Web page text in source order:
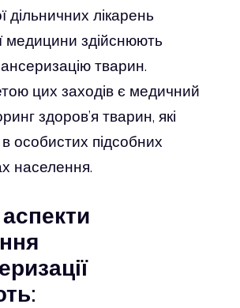
дільничних лікарень
медицини здійснюють
тварин.
цих заходів є медичний
здоров’я тварин, які
особистих підсобних
населення.